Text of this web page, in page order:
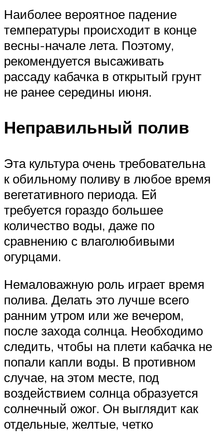
Наиболее вероятное падение
температуры происходит в конце
весны-начале лета. Поэтому,
рекомендуется высаживать
рассаду кабачка в открытый грунт
не ранее середины июня.
Неправильный полив
Эта культура очень требовательна
к обильному поливу в любое время
вегетативного периода. Ей
требуется гораздо большее
количество воды, даже по
сравнению с влаголюбивыми
огурцами.
Немаловажную роль играет время
полива. Делать это лучше всего
ранним утром или же вечером,
после захода солнца. Необходимо
следить, чтобы на плети кабачка не
попали капли воды. В противном
случае, на этом месте, под
воздействием солнца образуется
солнечный ожог. Он выглядит как
отдельные, желтые, четко